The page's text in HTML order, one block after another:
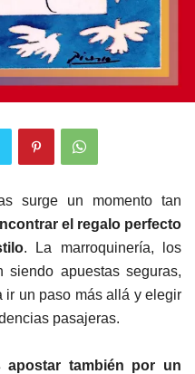
surge un momento tan
el regalo perfecto
. La marroquinería, los
apuestas seguras,
ir un paso más allá y elegir
pasajeras.
también por un